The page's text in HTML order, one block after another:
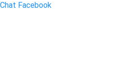
Chat Facebook